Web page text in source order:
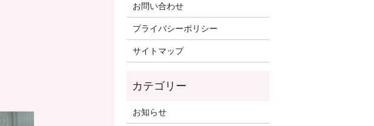
お問い合わせ
プライバシーポリシー
サイトマップ
お知らせ